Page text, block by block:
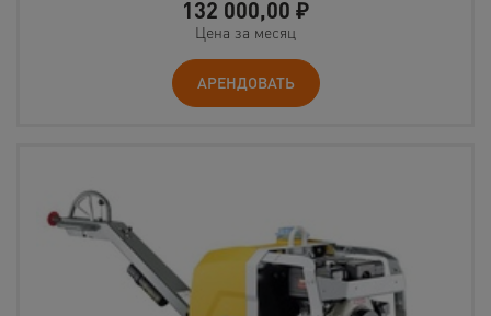
132 000,00 ₽
Цена за месяц
АРЕНДОВАТЬ